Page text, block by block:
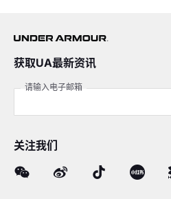
获取UA最新资讯
请输入电子邮箱
关注我们